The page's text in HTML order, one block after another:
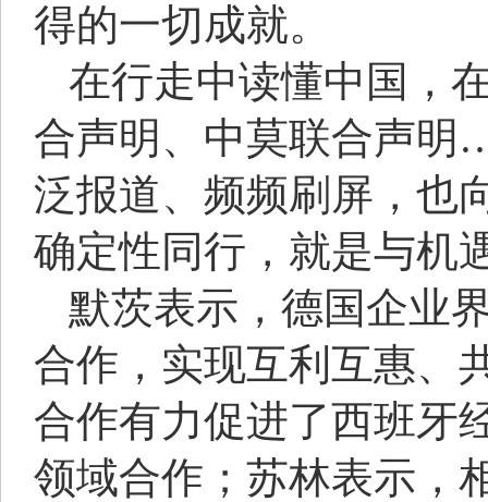
得的一切成就。
在行走中读懂中国，
合声明、中莫联合声
泛报道、频频刷屏，也
确定性同行，就是与机
默茨表示，德国企业
合作，实现互利互惠、
合作有力促进了西班牙
领域合作；苏林表示，